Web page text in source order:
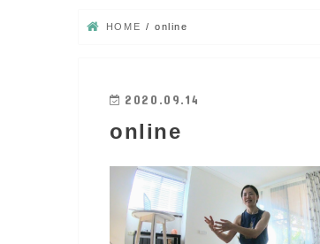
HOME online
2020.09.14
online